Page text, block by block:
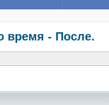
время - После.